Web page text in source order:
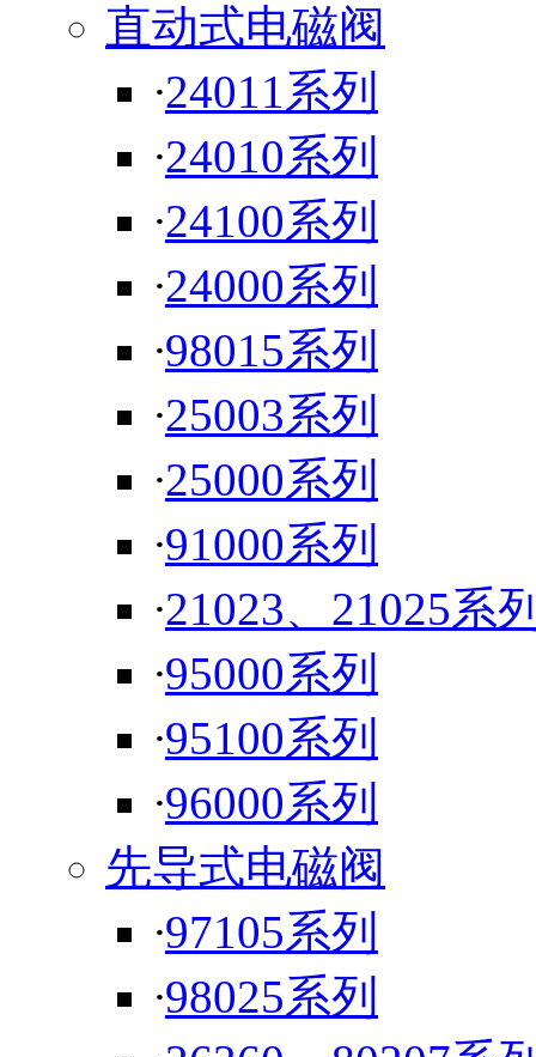
直动式电磁阀
·24011系列
·24010系列
·24100系列
·24000系列
·98015系列
·25003系列
·25000系列
·91000系列
·21023、21025系
·95000系列
·95100系列
·96000系列
先导式电磁阀
·97105系列
·98025系列